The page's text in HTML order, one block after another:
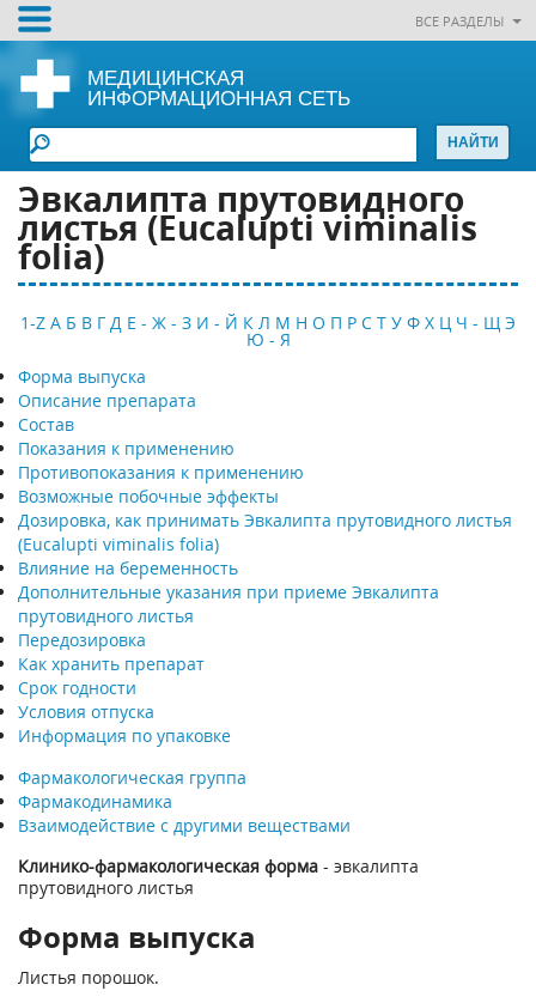
ВСЕ РАЗДЕЛЫ
МЕДИЦИНСКАЯ
ИНФОРМАЦИОННАЯ СЕТЬ
Эвкалипта прутовидного
листья (Eucalupti viminalis
folia)
1-Z А Б В Г Д Е - Ж - З И - Й К Л М Н О П Р С Т У Ф Х Ц Ч - Щ Э
Ю - Я
Форма выпуска
Описание препарата
Состав
Показания к применению
Противопоказания к применению
Возможные побочные эффекты
Дозировка, как принимать Эвкалипта прутовидного листья
(Eucalupti viminalis folia)
Влияние на беременность
Дополнительные указания при приеме Эвкалипта
прутовидного листья
Передозировка
Как хранить препарат
Срок годности
Условия отпуска
Информация по упаковке
Фармакологическая группа
Фармакодинамика
Взаимодействие с другими веществами
Клинико-фармакологическая форма - эвкалипта
прутовидного листья
Форма выпуска
Листья порошок.